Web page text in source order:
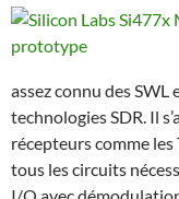
assez connu des
technologies SDR. Il
récepteurs comme
tous les circuits